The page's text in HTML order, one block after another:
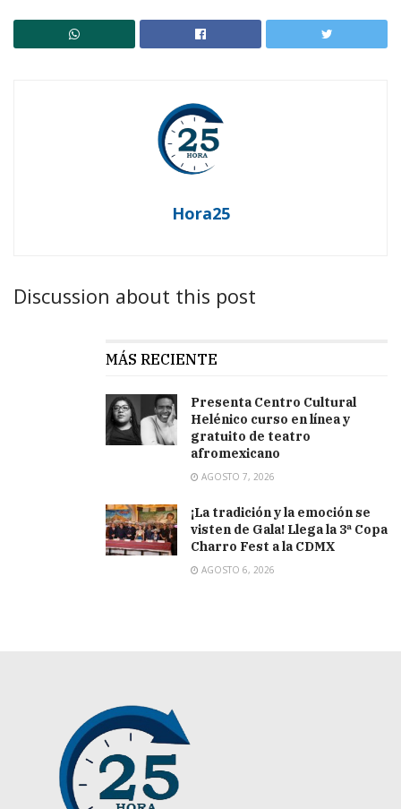
Hora25
Discussion about this post
MÁS RECIENTE
Presenta Centro Cultural
Helénico curso en línea y
gratuito de teatro
afromexicano
AGOSTO 7, 2026
¡La tradición y la emoción se
visten de Gala! Llega la 3ª Copa
Charro Fest a la CDMX
AGOSTO 6, 2026